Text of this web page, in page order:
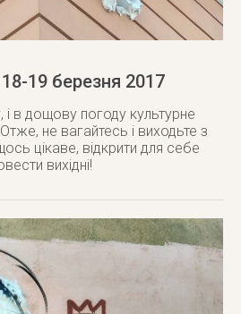
18-19 березня 2017
і в дощову погоду культурне
не вагайтесь і виходьте з
цікаве, відкрити для себе
вихідні!